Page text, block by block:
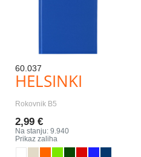
60.037
HELSINKI
Rokovnik B5
2,99 €
Na stanju: 9.940
Prikaz zaliha